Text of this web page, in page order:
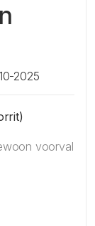
2025
voorval